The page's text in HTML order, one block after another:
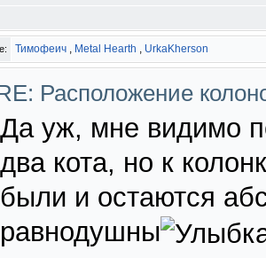
Тимофеич , Metal Hearth , UrkaKherson
Расположение
Да уж, мне видимо
два кота, но к
были и остаются
равнодушны